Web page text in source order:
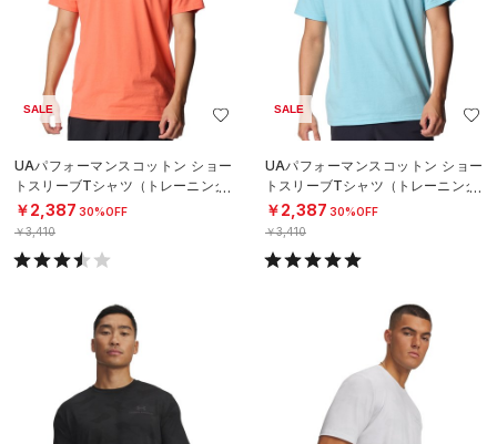
SALE
UAパフォーマンスコットン ショー
トスリーブTシャツ（トレーニング/
MEN）
￥2,387 30%OFF
￥3,410
SALE
UAパフォーマンスコットン ショー
トスリーブTシャツ（トレーニング/
MEN）
￥2,387 30%OFF
￥3,410